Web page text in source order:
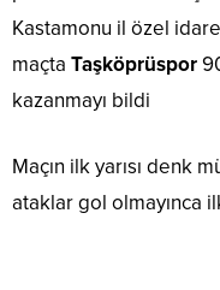
Kastamonu il özel
maçta Taşköprüspor
kazanmayı bildi
Maçın ilk yarısı denk
ataklar gol olmayınca